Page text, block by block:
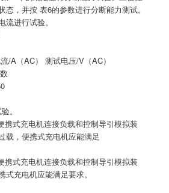
态，并按 表6的参数进行分断能力测试。
进行试验。
/A（AC） 测试电压/V（AC）
。
携式充电机连接负载和控制导引模拟装
载，便携式充电机应能满足
携式充电机连接负载和控制导引模拟装
充电机应能满足要求。